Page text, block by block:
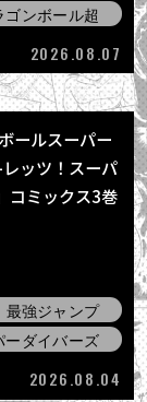
ゴンボール超
2026.08.07
ールスーパー
ッツ！スーパ
コミックス3巻
最強ジャンプ
ーダイバーズ
2026.08.04